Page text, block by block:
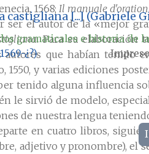
1568; Il manuale
el autor de la «mejor
. Para su elaboración
que habían tenido
1550, y varias ediciones
tenido alguna influencia
le sirvió de modelo,
de nuestra lengua
en cuatro libros,
adjetivo y pronombre), el
[...] (Gabriele
gramaticales e historia de
¿?)